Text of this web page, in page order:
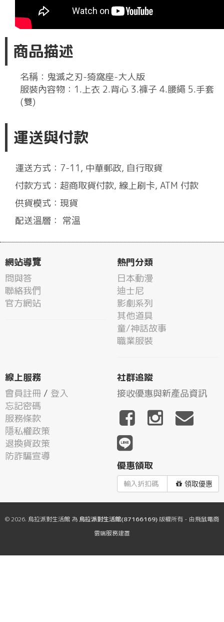
商品描述
名稱：鬼滅之刃-猗窩座-大人版
服裝內容物：1.上衣 2.背心 3.褲子 4.腰繩 5.手套
(雙)
運送與付款
運送方式：7-11, 中華郵政, 自行取貨
付款方式：超商取貨付款, 線上刷卡, ATM 付款
供貨模式：現貨
配送溫層： 常溫
網站導覽
問與答
聯絡我們
官方網站
熱門分類
日本動漫
迪士尼
影劇系列
其他道具
童/神話故事
職業服裝
線上服務
會員註冊 / 登入
忘記密碼
服務條款
隱私權政策
退換貨政策
防詐騙宣導
社群追蹤
接收優惠與新產品資訊
優惠領取
領取優惠
© 2026. 烏拉派對生活館 為 烏拉派對生活館(87166169)版權所有 - 由飛鼠電商
雲端服務建置